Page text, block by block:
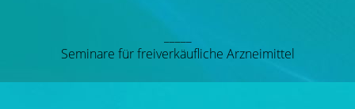
Seminare für freiverkäufliche Arzneimittel